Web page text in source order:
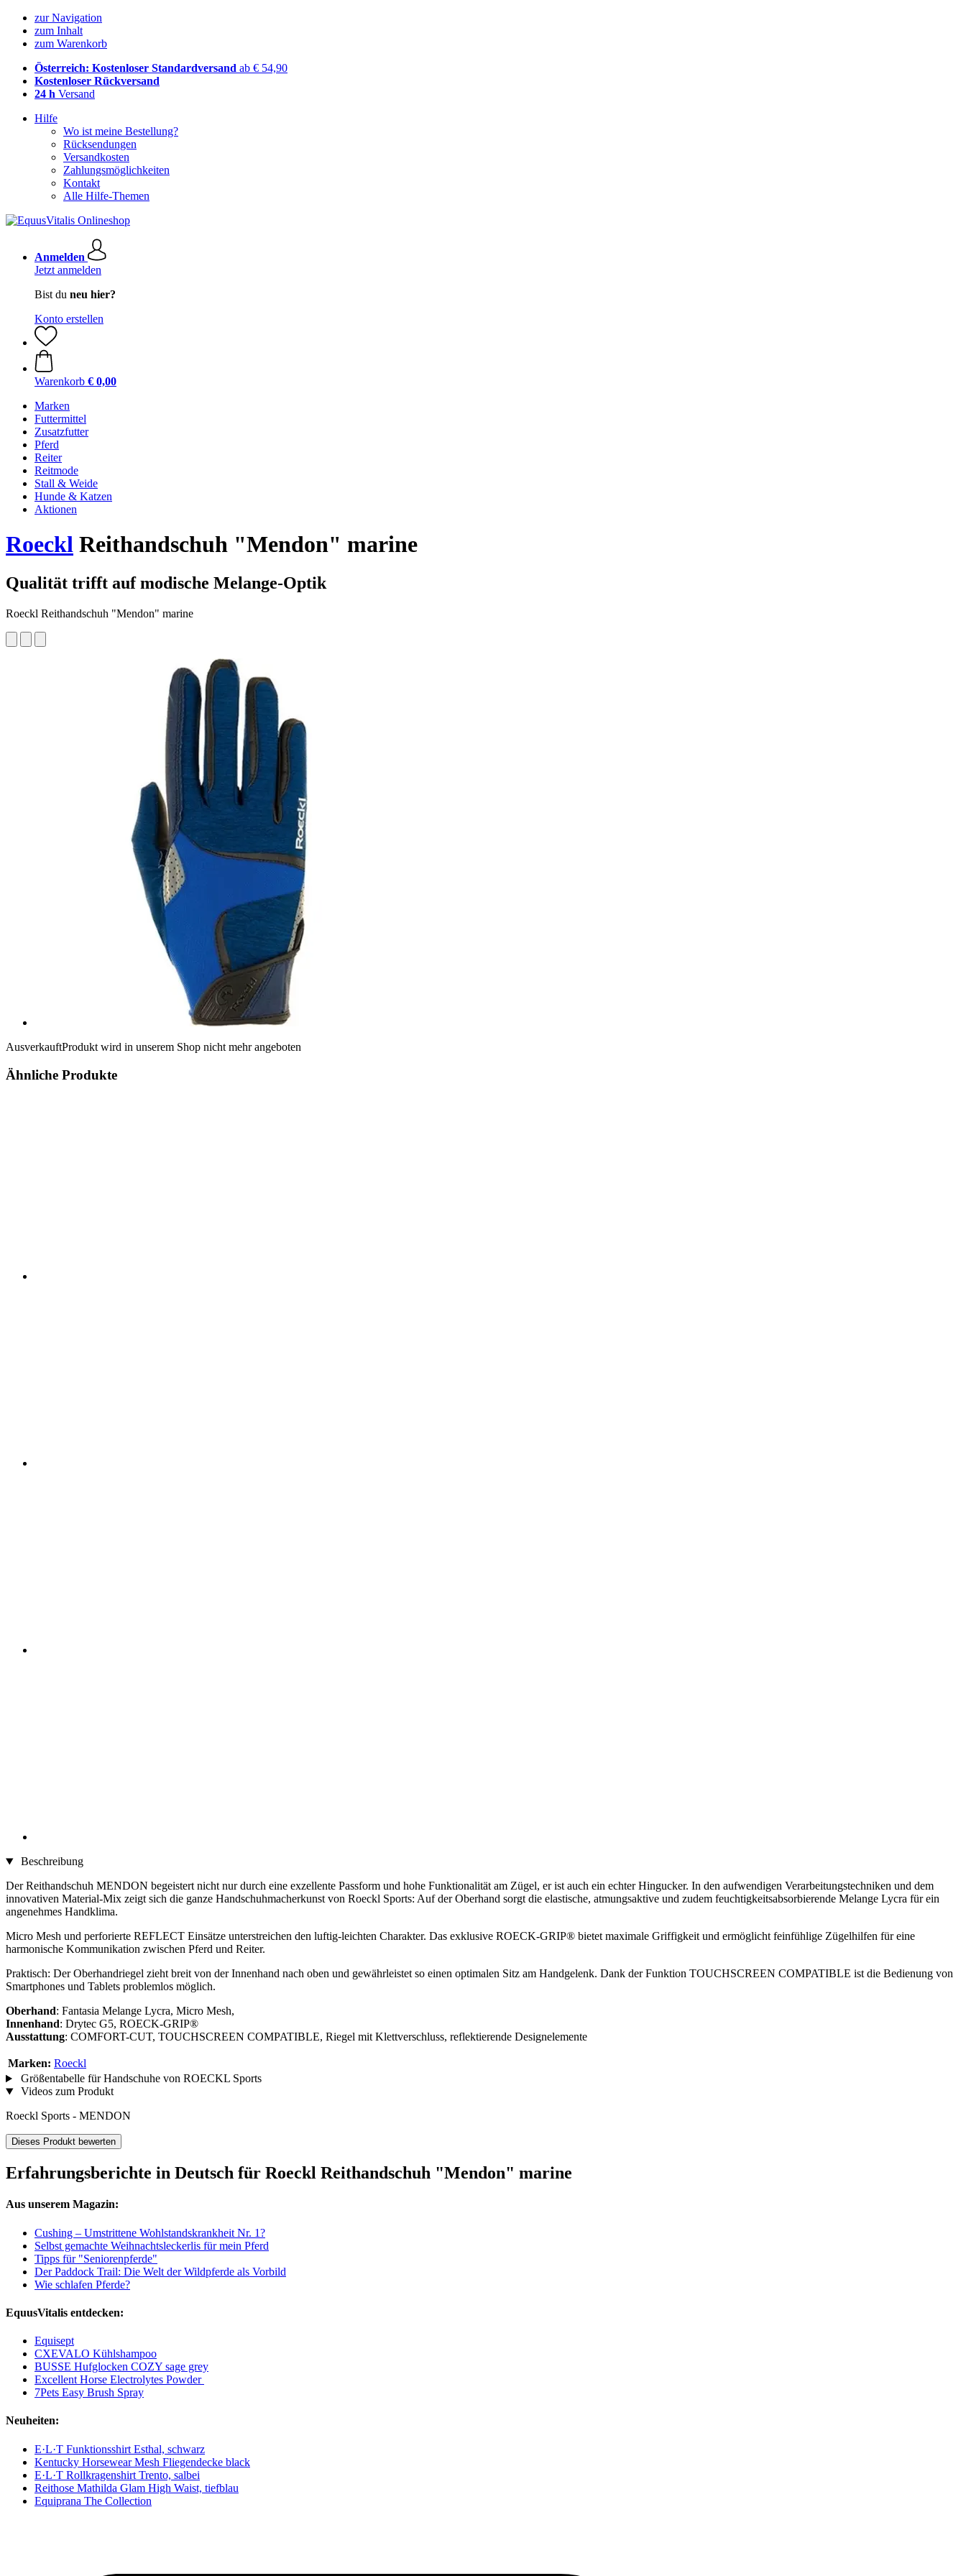
zur Navigation
zum Inhalt
zum Warenkorb
Österreich: Kostenloser Standardversand ab € 54,90
Kostenloser Rückversand
24 h Versand
Hilfe
Wo ist meine Bestellung?
Rücksendungen
Versandkosten
Zahlungsmöglichkeiten
Kontakt
Alle Hilfe-Themen
Anmelden
Jetzt anmelden
Bist du neu hier?
Konto erstellen
Warenkorb € 0,00
Marken
Futtermittel
Zusatzfutter
Pferd
Reiter
Reitmode
Stall & Weide
Hunde & Katzen
Aktionen
Roeckl Reithandschuh "Mendon" marine
Qualität trifft auf modische Melange-Optik
Roeckl Reithandschuh "Mendon" marine
AusverkauftProdukt wird in unserem Shop nicht mehr angeboten
Ähnliche Produkte
Beschreibung
Der Reithandschuh MENDON begeistert nicht nur durch eine exzellente Passform und hohe Funktionalität am Zügel, er ist auch ein echter Hingucker. In den aufwendigen Verarbeitungstechniken und dem
innovativen Material-Mix zeigt sich die ganze Handschuhmacherkunst von Roeckl Sports: Auf der Oberhand sorgt die elastische, atmungsaktive und zudem feuchtigkeitsabsorbierende Melange Lycra für ein
angenehmes Handklima.
Micro Mesh und perforierte REFLECT Einsätze unterstreichen den luftig-leichten Charakter. Das exklusive ROECK-GRIP® bietet maximale Griffigkeit und ermöglicht feinfühlige Zügelhilfen für eine
harmonische Kommunikation zwischen Pferd und Reiter.
Praktisch: Der Oberhandriegel zieht breit von der Innenhand nach oben und gewährleistet so einen optimalen Sitz am Handgelenk. Dank der Funktion TOUCHSCREEN COMPATIBLE ist die Bedienung von
Smartphones und Tablets problemlos möglich.
Oberhand: Fantasia Melange Lycra, Micro Mesh,
Innenhand: Drytec G5, ROECK-GRIP®
Ausstattung: COMFORT-CUT, TOUCHSCREEN COMPATIBLE, Riegel mit Klettverschluss, reflektierende Designelemente
Marken: Roeckl
Größentabelle für Handschuhe von ROECKL Sports
Videos zum Produkt
Roeckl Sports - MENDON
Dieses Produkt bewerten
Erfahrungsberichte in Deutsch für Roeckl Reithandschuh "Mendon" marine
Aus unserem Magazin:
Cushing – Umstrittene Wohlstandskrankheit Nr. 1?
Selbst gemachte Weihnachtsleckerlis für mein Pferd
Tipps für "Seniorenpferde"
Der Paddock Trail: Die Welt der Wildpferde als Vorbild
Wie schlafen Pferde?
EquusVitalis entdecken:
Equisept
CXEVALO Kühlshampoo
BUSSE Hufglocken COZY sage grey
Excellent Horse Electrolytes Powder
7Pets Easy Brush Spray
Neuheiten:
E·L·T Funktionsshirt Esthal, schwarz
Kentucky Horsewear Mesh Fliegendecke black
E·L·T Rollkragenshirt Trento, salbei
Reithose Mathilda Glam High Waist, tiefblau
Equiprana The Collection